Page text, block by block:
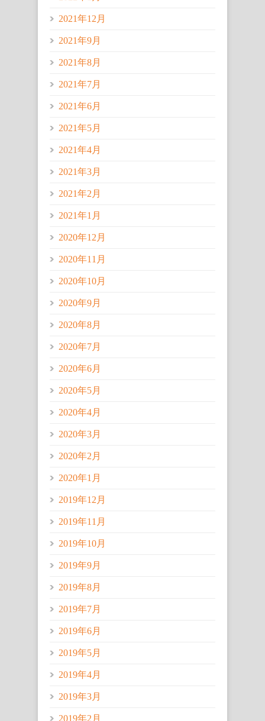
2021年12月
2021年9月
2021年8月
2021年7月
2021年6月
2021年5月
2021年4月
2021年3月
2021年2月
2021年1月
2020年12月
2020年11月
2020年10月
2020年9月
2020年8月
2020年7月
2020年6月
2020年5月
2020年4月
2020年3月
2020年2月
2020年1月
2019年12月
2019年11月
2019年10月
2019年9月
2019年8月
2019年7月
2019年6月
2019年5月
2019年4月
2019年3月
2019年2月